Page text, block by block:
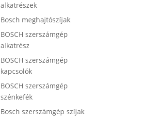
alkatrészek
Bosch meghajtószíjak
BOSCH szerszámgép
alkatrész
BOSCH szerszámgép
kapcsolók
BOSCH szerszámgép
szénkefék
Bosch szerszámgép szíjak